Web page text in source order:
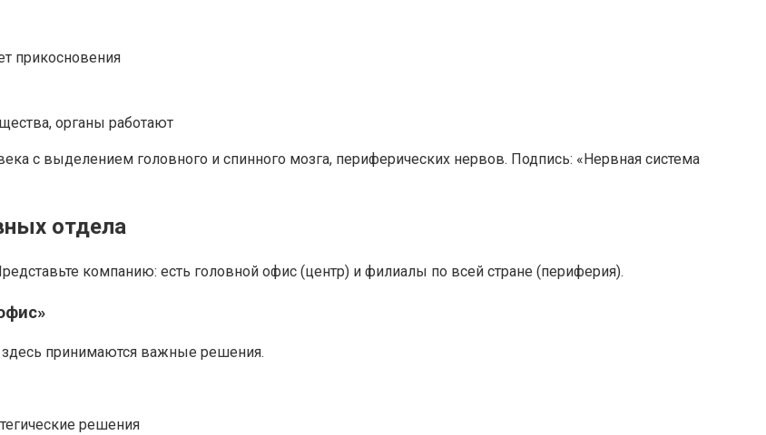
прикосновения
органы работают
с выделением головного и спинного мозга, периферических нервов. Подпись: «Нервная система
отдела
компанию: есть головной офис (центр) и филиалы по всей стране (периферия).
принимаются важные решения.
решения